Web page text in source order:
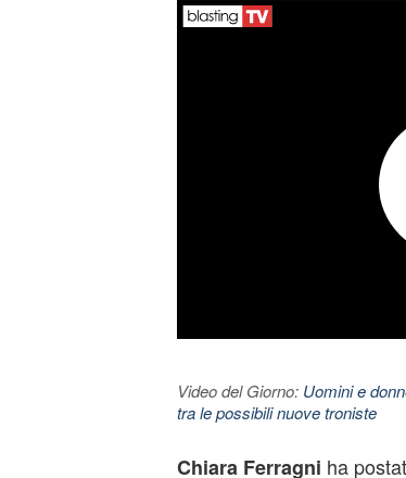
Video del Giorno: Uomini e
tra le possibili nuove troniste
Chiara Ferragni ha